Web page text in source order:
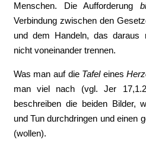
Menschen. Die Aufforderung
Verbindung zwischen den
und dem Handeln, das daraus
nicht voneinander trennen.
Was man auf die Tafeleines
man viel nach (vgl. Jer
beschreiben die beiden Bilder,
und Tun durchdringen und einen
(wollen).